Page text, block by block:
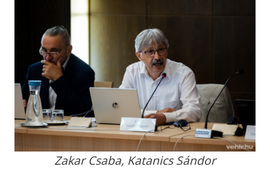
Zakar Csaba, Katanics Sándor